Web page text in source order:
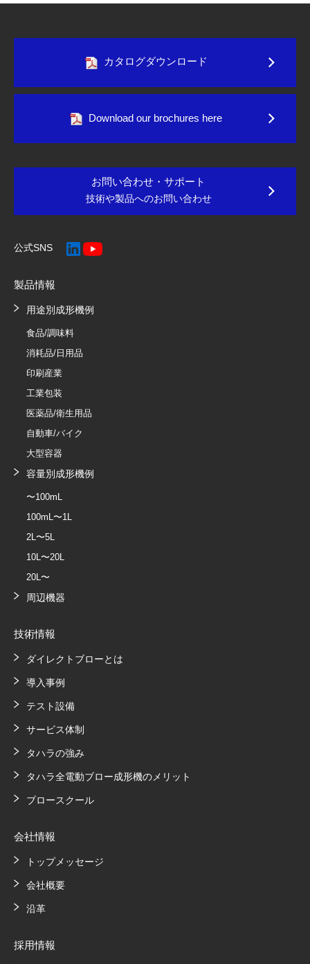
製品情報
用途別成形機例
食品/調味料
消耗品/日用品
印刷産業
工業包装
医薬品/衛生用品
自動車/バイク
大型容器
容量別成形機例
〜100mL
100mL〜1L
2L〜5L
10L〜20L
20L〜
周辺機器
技術情報
ダイレクトブローとは
導入事例
テスト設備
サービス体制
タハラの強み
タハラ全電動ブロー成形機のメリット
ブロースクール
会社情報
トップメッセージ
会社概要
沿革
採用情報
カタログダウンロード
Download our brochures here
お問い合わせ・サポート
技術や製品へのお問い合わせ
公式SNS